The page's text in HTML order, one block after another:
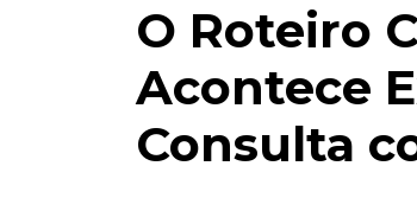
O Roteiro
Acontece
Consulta